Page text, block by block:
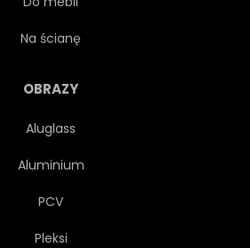
Na ścianę
OBRAZY
Aluglass
Aluminium
PCV
Pleksi